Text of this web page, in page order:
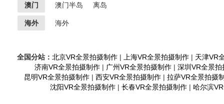
澳门 澳门半岛 离岛
海外 海外
全国分站： 北京VR全景拍摄制作 | 上海VR全景拍摄制作 | 天津VR
济南VR全景拍摄制作 | 广州VR全景拍摄制作 | 深圳VR全景拍
昆明VR全景拍摄制作 | 西安VR全景拍摄制作 | 拉萨VR全景拍摄
沈阳VR全景拍摄制作| 长春VR全景拍摄制作| 哈尔滨